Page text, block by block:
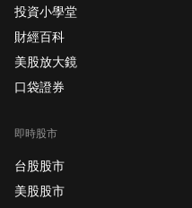
投資小學堂
財經百科
美股放大鏡
口袋證券
即時股市
台股股市
美股股市